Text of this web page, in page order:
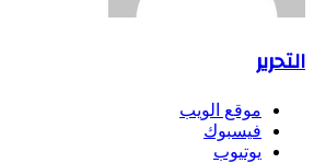
التحرير
موقع الويب
فيسبوك
يوتيوب